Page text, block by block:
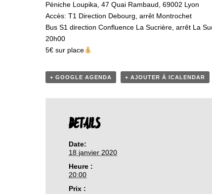
Péniche Loupika, 47 Quai Rambaud, 69002 Lyon
Accès: T1 Direction Debourg, arrêt Montrochet
Bus S1 direction Confluence La Sucrière, arrêt La
20h00
5€ sur place
+ GOOGLE AGENDA + AJOUTER À ICALENDAR
DETAILS
Date:
18 janvier 2020
Heure :
20:00
Prix :